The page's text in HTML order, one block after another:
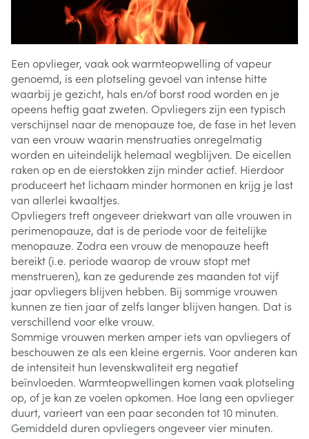
Een opvlieger, vaak ook warmteopwelling of vapeur
genoemd, is een plotseling gevoel van intense hitte
waarbij je gezicht, hals en/of borst rood worden en je
opeens heftig gaat zweten. Opvliegers zijn een typisch
verschijnsel naar de menopauze toe, de fase in het leven
van een vrouw waarin menstruaties onregelmatig
worden en uiteindelijk helemaal wegblijven. De eicellen
raken op en de eierstokken zijn minder actief. Hierdoor
produceert het lichaam minder hormonen en krijg je last
van allerlei kwaaltjes.
Opvliegers treft ongeveer driekwart van alle vrouwen in
perimenopauze, dat is de periode voor de feitelijke
menopauze. Zodra een vrouw de menopauze heeft
bereikt (i.e. periode waarop de vrouw stopt met
menstrueren), kan ze gedurende zes maanden tot vijf
jaar opvliegers blijven hebben. Bij sommige vrouwen
kunnen ze tien jaar of zelfs langer blijven hangen. Dat is
verschillend voor elke vrouw.
Sommige vrouwen merken amper iets van opvliegers of
beschouwen ze als een kleine ergernis. Voor anderen kan
de intensiteit hun levenskwaliteit erg negatief
beïnvloeden. Warmteopwellingen komen vaak plotseling
op, of je kan ze voelen opkomen. Hoe lang een opvlieger
duurt, varieert van een paar seconden tot 10 minuten.
Gemiddeld duren opvliegers ongeveer vier minuten.